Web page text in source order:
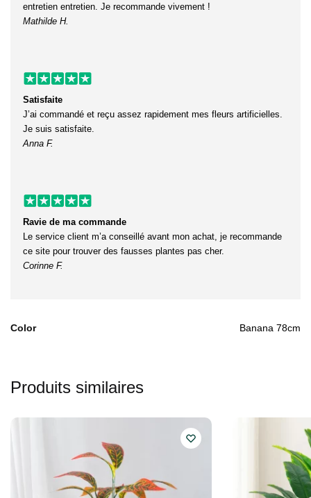
entretien entretien. Je recommande vivement !
Mathilde H.
Satisfaite
J’ai commandé et reçu assez rapidement mes fleurs artificielles.
Je suis satisfaite.
Anna F.
Ravie de ma commande
Le service client m’a conseillé avant mon achat, je recommande
ce site pour trouver des fausses plantes pas cher.
Corinne F.
Color Banana 78cm
Produits similaires